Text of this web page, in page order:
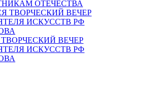
ОТЕЧЕСТВА
ВЕЧЕР
ИСКУССТВ РФ